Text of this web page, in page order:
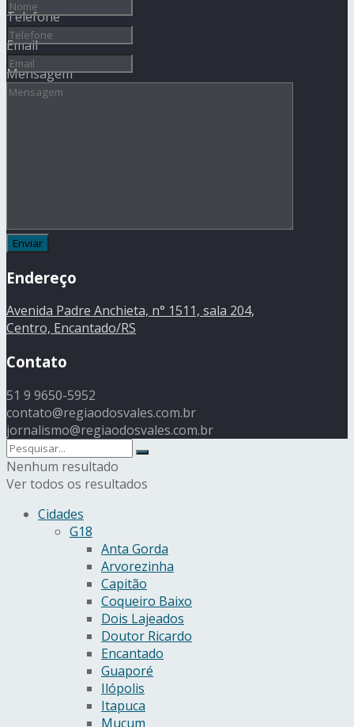
Telefone
Email
Mensagem
Endereço
Avenida Padre Anchieta, n° 1511, sala 204,
Centro, Encantado/RS
Contato
51 9 9650-5952
contato@regiaodosvales.com.br
jornalismo@regiaodosvales.com.br
Nenhum resultado
Ver todos os resultados
Cidades
G18
Anta Gorda
Arvorezinha
Capitão
Coqueiro Baixo
Dois Lajeados
Doutor Ricardo
Encantado
Guaporé
Ilópolis
Itapuca
Muçum